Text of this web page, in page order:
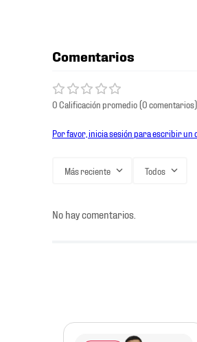
Comentarios
0 Calificación promedio(0 comentarios)
Por favor, inicia sesión para escribir un
Más reciente Todos
No hay comentarios.